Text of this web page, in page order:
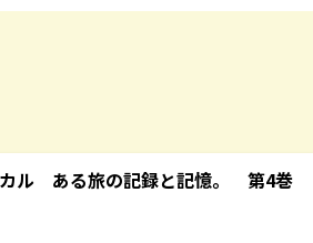
カル ある旅の記録と記憶。 第4巻